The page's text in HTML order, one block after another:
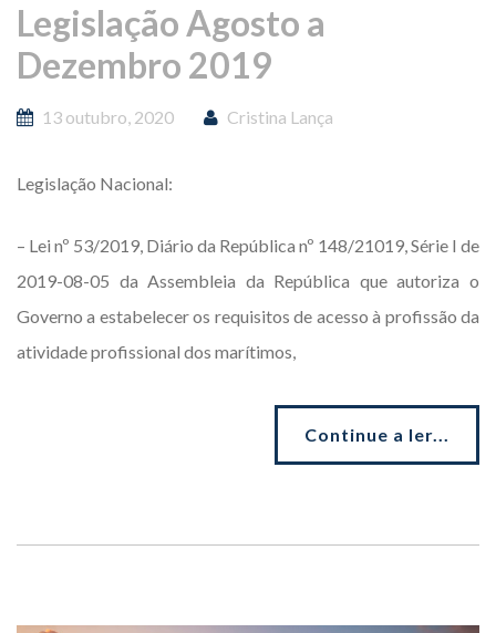
Legislação Agosto a
Dezembro 2019
13 outubro, 2020 Cristina Lança
Legislação Nacional:
– Lei nº 53/2019, Diário da República nº 148/21019, Série I de
2019-08-05 da Assembleia da República que autoriza o
Governo a estabelecer os requisitos de acesso à profissão da
atividade profissional dos marítimos,
Continue a ler...